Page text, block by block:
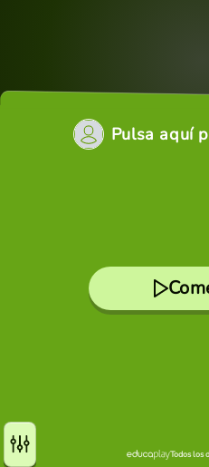
Pulsa aquí
Todos los